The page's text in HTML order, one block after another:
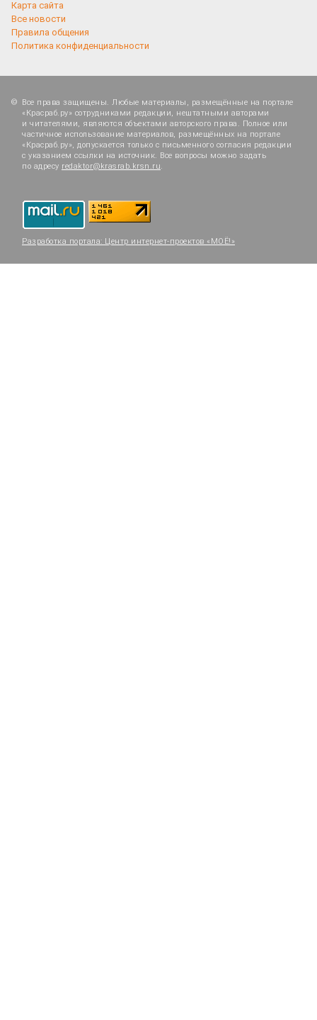
Карта сайта
Все новости
Правила общения
Политика конфиденциальности
Все права защищены. Любые материалы, размещённые на портале
«Красраб.ру» сотрудниками редакции, нештатными авторами
и читателями, являются объектами авторского права. Полное или
частичное использование материалов, размещённых на портале
«Красраб.ру», допускается только с письменного согласия редакции
с указанием ссылки на источник. Все вопросы можно задать
по адресу redaktor@krasrab.krsn.ru.
Разработка портала: Центр интернет-проектов «МОЁ!»